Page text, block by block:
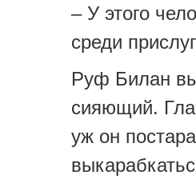
– У этого
среди
Руф Билан
сияющий.
уж он